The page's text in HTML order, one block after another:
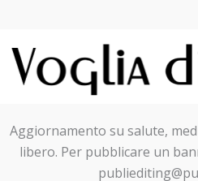
Aggiornamento su salute,
libero. Per pubblicare un